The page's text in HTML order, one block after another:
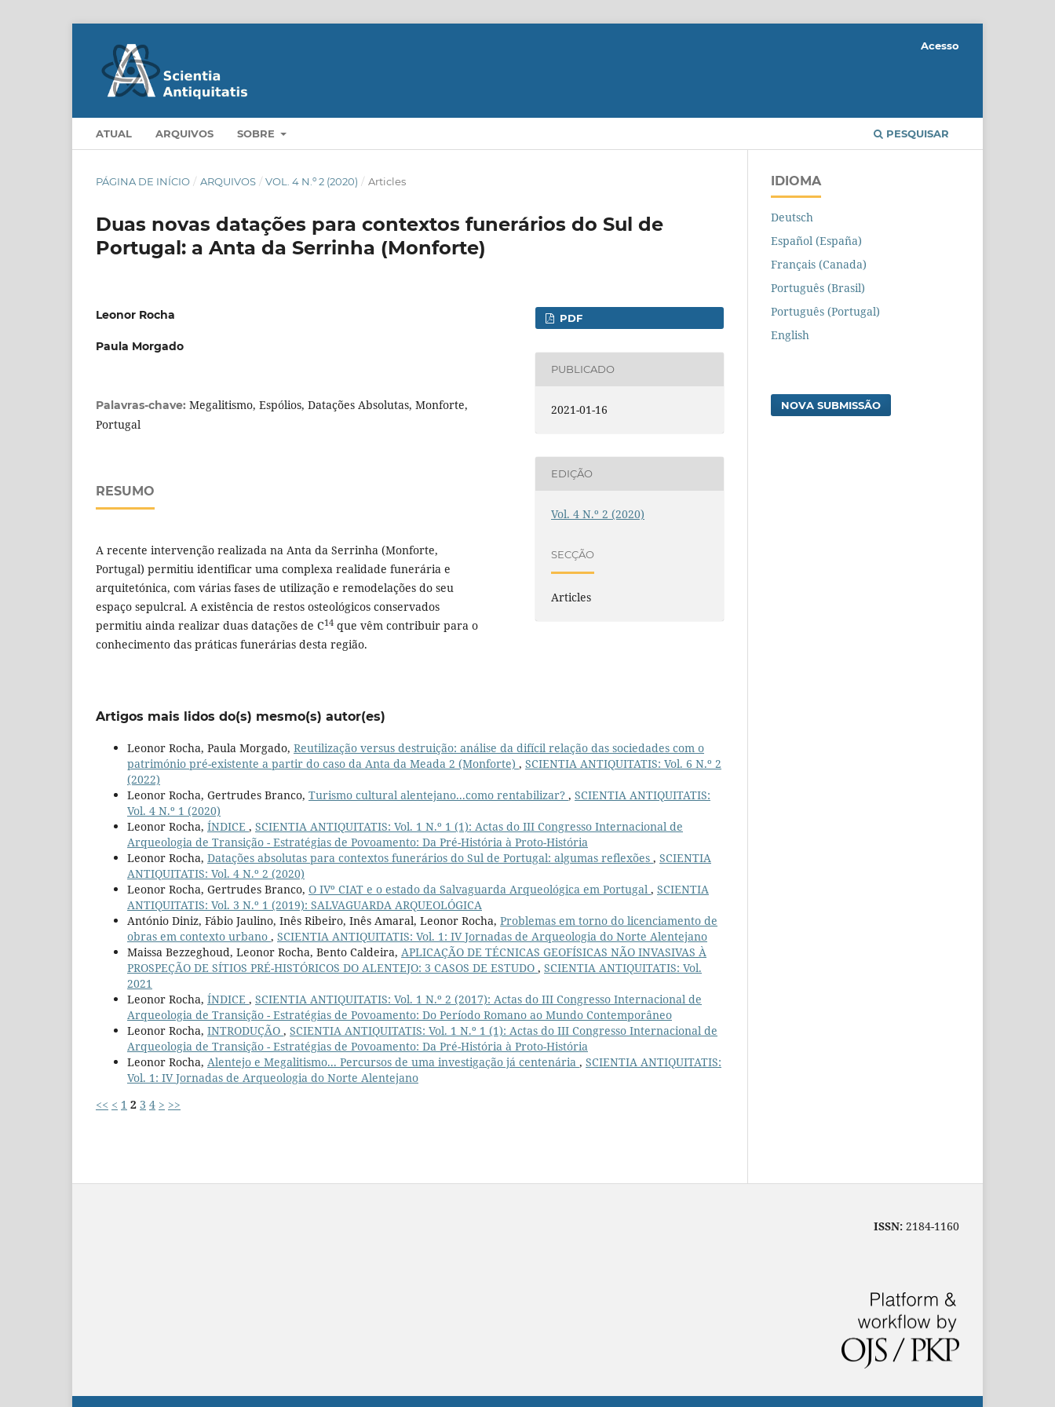
ATUAL ARQUIVOS SOBRE PESQUISAR
Acesso
PÁGINA DE INÍCIO / ARQUIVOS / VOL. 4 N.º 2 (2020) / Articles
Duas novas datações para contextos funerários do Sul de
Portugal: a Anta da Serrinha (Monforte)
Leonor Rocha
Paula Morgado
Palavras-chave: Megalitismo, Espólios, Datações Absolutas, Monforte,
Portugal
RESUMO
A recente intervenção realizada na Anta da Serrinha (Monforte,
Portugal) permitiu identificar uma complexa realidade funerária e
arquitetónica, com várias fases de utilização e remodelações do seu
espaço sepulcral. A existência de restos osteológicos conservados
permitiu ainda realizar duas datações de C14 que vêm contribuir para o
conhecimento das práticas funerárias desta região.
PDF
PUBLICADO
2021-01-16
EDIÇÃO
Vol. 4 N.º 2 (2020)
SECÇÃO
Articles
Artigos mais lidos do(s) mesmo(s) autor(es)
Leonor Rocha, Paula Morgado, Reutilização versus destruição: análise da difícil relação das sociedades com o
património pré-existente a partir do caso da Anta da Meada 2 (Monforte) , SCIENTIA ANTIQUITATIS: Vol. 6 N.º 2
(2022)
Leonor Rocha, Gertrudes Branco, Turismo cultural alentejano...como rentabilizar? , SCIENTIA ANTIQUITATIS:
Vol. 4 N.º 1 (2020)
Leonor Rocha, ÍNDICE , SCIENTIA ANTIQUITATIS: Vol. 1 N.º 1 (1): Actas do III Congresso Internacional de
Arqueologia de Transição - Estratégias de Povoamento: Da Pré-História à Proto-História
Leonor Rocha, Datações absolutas para contextos funerários do Sul de Portugal: algumas reflexões , SCIENTIA
ANTIQUITATIS: Vol. 4 N.º 2 (2020)
Leonor Rocha, Gertrudes Branco, O IVº CIAT e o estado da Salvaguarda Arqueológica em Portugal , SCIENTIA
ANTIQUITATIS: Vol. 3 N.º 1 (2019): SALVAGUARDA ARQUEOLÓGICA
António Diniz, Fábio Jaulino, Inês Ribeiro, Inês Amaral, Leonor Rocha, Problemas em torno do licenciamento de
obras em contexto urbano , SCIENTIA ANTIQUITATIS: Vol. 1: IV Jornadas de Arqueologia do Norte Alentejano
Maissa Bezzeghoud, Leonor Rocha, Bento Caldeira, APLICAÇÃO DE TÉCNICAS GEOFÍSICAS NÃO INVASIVAS À
PROSPEÇÃO DE SÍTIOS PRÉ-HISTÓRICOS DO ALENTEJO: 3 CASOS DE ESTUDO , SCIENTIA ANTIQUITATIS: Vol.
2021
Leonor Rocha, ÍNDICE , SCIENTIA ANTIQUITATIS: Vol. 1 N.º 2 (2017): Actas do III Congresso Internacional de
Arqueologia de Transição - Estratégias de Povoamento: Do Período Romano ao Mundo Contemporâneo
Leonor Rocha, INTRODUÇÃO , SCIENTIA ANTIQUITATIS: Vol. 1 N.º 1 (1): Actas do III Congresso Internacional de
Arqueologia de Transição - Estratégias de Povoamento: Da Pré-História à Proto-História
Leonor Rocha, Alentejo e Megalitismo... Percursos de uma investigação já centenária , SCIENTIA ANTIQUITATIS:
Vol. 1: IV Jornadas de Arqueologia do Norte Alentejano
<< < 1 2 3 4 > >>
IDIOMA
Deutsch
Español (España)
Français (Canada)
Português (Brasil)
Português (Portugal)
English
NOVA SUBMISSÃO
ISSN: 2184-1160